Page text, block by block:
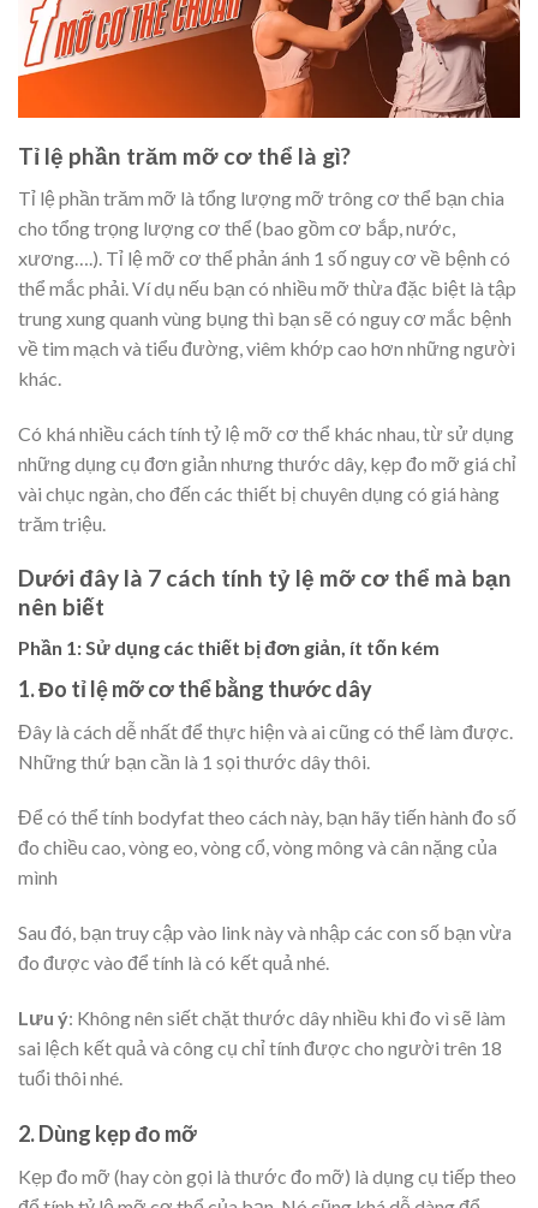
Tỉ lệ phần trăm mỡ cơ thể là gì?
Tỉ lệ phần trăm mỡ là tổng lượng mỡ trông cơ thể bạn chia
cho tổng trọng lượng cơ thể (bao gồm cơ bắp, nước,
xương….). Tỉ lệ mỡ cơ thể phản ánh 1 số nguy cơ về bệnh có
thể mắc phải. Ví dụ nếu bạn có nhiều mỡ thừa đặc biệt là tập
trung xung quanh vùng bụng thì bạn sẽ có nguy cơ mắc bệnh
về tim mạch và tiểu đường, viêm khớp cao hơn những người
khác.
Có khá nhiều cách tính tỷ lệ mỡ cơ thể khác nhau, từ sử dụng
những dụng cụ đơn giản nhưng thước dây, kẹp đo mỡ giá chỉ
vài chục ngàn, cho đến các thiết bị chuyên dụng có giá hàng
trăm triệu.
Dưới đây là 7 cách tính tỷ lệ mỡ cơ thể mà bạn
nên biết
Phần 1: Sử dụng các thiết bị đơn giản, ít tốn kém
1. Đo tỉ lệ mỡ cơ thể bằng thước dây
Đây là cách dễ nhất để thực hiện và ai cũng có thể làm được.
Những thứ bạn cần là 1 sọi thước dây thôi.
Để có thể tính bodyfat theo cách này, bạn hãy tiến hành đo số
đo chiều cao, vòng eo, vòng cổ, vòng mông và cân nặng của
mình
Sau đó, bạn truy cập vào link này và nhập các con số bạn vừa
đo được vào để tính là có kết quả nhé.
Lưu ý: Không nên siết chặt thước dây nhiều khi đo vì sẽ làm
sai lệch kết quả và công cụ chỉ tính được cho người trên 18
tuổi thôi nhé.
2. Dùng kẹp đo mỡ
Kẹp đo mỡ (hay còn gọi là thước đo mỡ) là dụng cụ tiếp theo